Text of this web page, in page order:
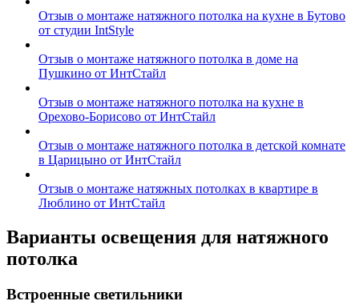
Отзыв о монтаже натяжного потолка на кухне в Бутово
от студии IntStyle
Отзыв о монтаже натяжного потолка в доме на
Пушкино от ИнтСтайл
Отзыв о монтаже натяжного потолка на кухне в
Орехово-Борисово от ИнтСтайл
Отзыв о монтаже натяжного потолка в детской комнате
в Царицыно от ИнтСтайл
Отзыв о монтаже натяжных потолках в квартире в
Люблино от ИнтСтайл
Варианты освещения для натяжного
потолка
Встроенные светильники